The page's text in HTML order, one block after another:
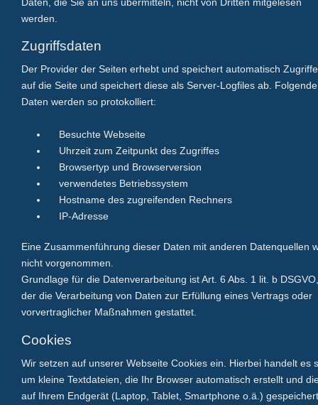
werden.
Zugriffsdaten
Der Provider der Seiten erhebt und speichert automatisch Zugriffe
auf die Seite und speichert diese als Server-Logfiles ab. Folgende
Daten werden so protokolliert:
Besuchte Webseite
Uhrzeit zum Zeitpunkt des Zugriffes
Browsertyp und Browserversion
verwendetes Betriebssystem
Hostname des zugreifenden Rechners
IP-Adresse
Eine Zusammenführung dieser Daten mit anderen Datenquellen
nicht vorgenommen.
Grundlage für die Datenverarbeitung ist Art. 6 Abs. 1 lit. b DSGVO,
der die Verarbeitung von Daten zur Erfüllung eines Vertrags oder
vorvertraglicher Maßnahmen gestattet.
Cookies
Wir setzen auf unserer Webseite Cookies ein. Hierbei handelt es
um kleine Textdateien, die Ihr Browser automatisch erstellt und
auf Ihrem Endgerät (Laptop, Tablet, Smartphone o.ä.) gespeichert